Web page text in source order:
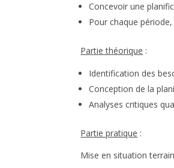
Concevoir une
Pour chaque
Partie théorique :
Identification des
Conception de la
Analyses critiques
Partie pratique :
Mise en situation